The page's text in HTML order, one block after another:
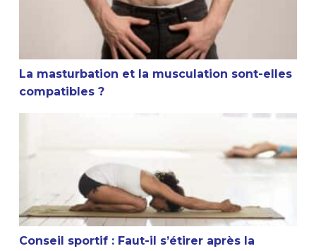
La masturbation et la musculation sont-elles
compatibles ?
Conseil sportif : Faut-il s’étirer après la musculation ?
Conseil sportif : Faut-il s’étirer après la